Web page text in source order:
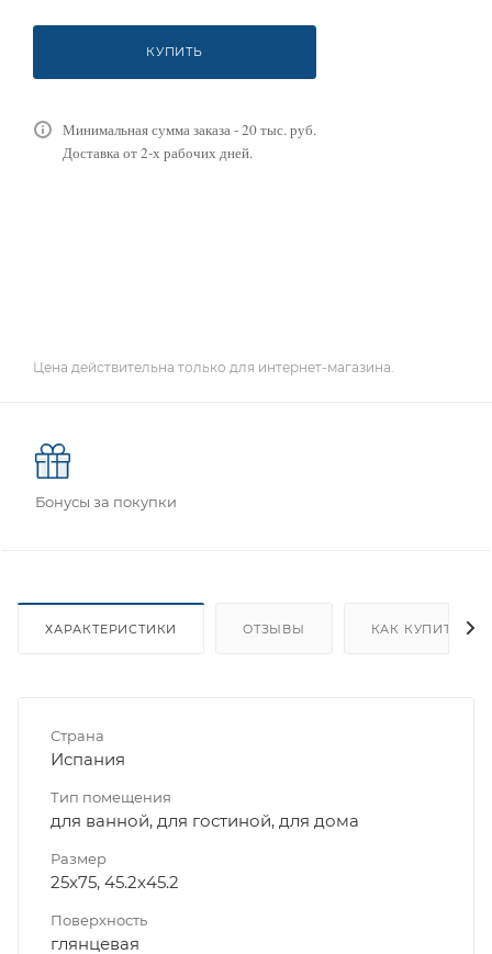
КУПИТЬ
Минимальная сумма заказа - 20 тыс. руб.
Доставка от 2-х рабочих дней.
Цена действительна только для интернет-магазина.
Бонусы за покупки
ХАРАКТЕРИСТИКИ ОТЗЫВЫ КАК КУПИТЬ
Страна
Испания
Тип помещения
для ванной, для гостиной, для дома
Размер
25x75, 45.2x45.2
Поверхность
глянцевая